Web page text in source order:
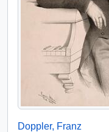
Doppler, Franz